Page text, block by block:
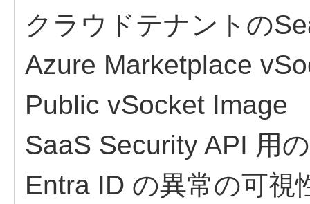
クラウドテナントの
Azure Marketplace
Public vSocket Image
SaaS Security API 用
Entra ID の異常の可視